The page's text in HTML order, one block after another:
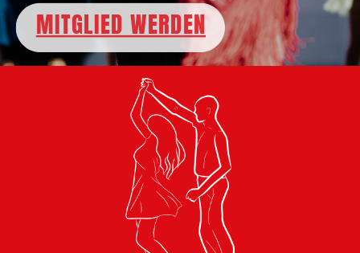
MITGLIED WERDEN